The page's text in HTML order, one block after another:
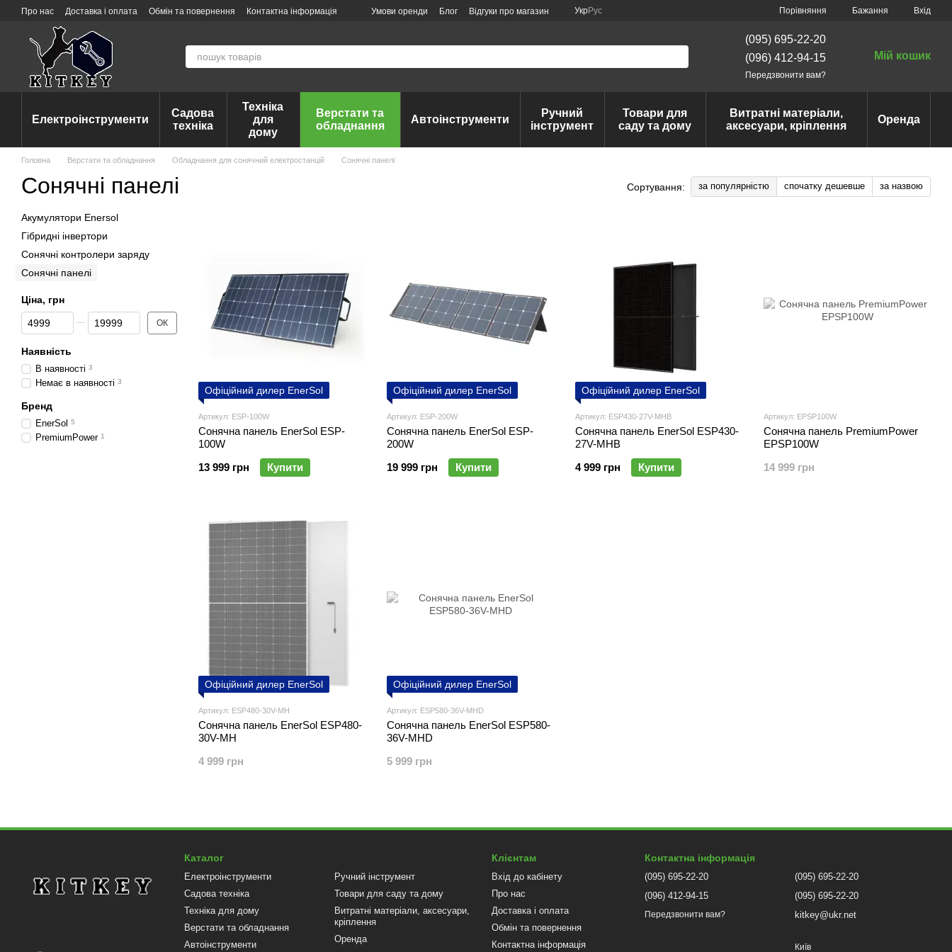
Перейти до основного контенту
Про нас Доставка і оплата Обмін та повернення Контактна інформація Умови оренди Блог Відгуки про магазин УкрРус Порівняння Бажання Вхід
(095) 695-22-20
(096) 412-94-15
Передзвонити вам?
Мій кошик
Електроінструменти
Садова
техніка
Техніка
для
дому
Верстати та
обладнання
Автоінструменти
Ручний
інструмент
Товари для
саду та дому
Витратні матеріали,
аксесуари, кріплення
Оренда
Головна Верстати та обладнання Обладнання для сонячний електростанцій Сонячні панелі
Сонячні панелі Сортування: за популярністю спочатку дешевше за назвою
Офіційний дилер EnerSol
Артикул: ESP-100W
Сонячна панель EnerSol ESP-
100W
13 999 грн
Купити
Офіційний дилер EnerSol
Артикул: ESP-200W
Сонячна панель EnerSol ESP-
200W
19 999 грн
Купити
Офіційний дилер EnerSol
Артикул: ESP430-27V-MHB
Сонячна панель EnerSol ESP430-
27V-MHB
4 999 грн
Купити
Артикул: EPSP100W
Сонячна панель PremiumPower
EPSP100W
14 999 грн
Офіційний дилер EnerSol
Артикул: ESP480-30V-MH
Сонячна панель EnerSol ESP480-
30V-MH
4 999 грн
Офіційний дилер EnerSol
Артикул: ESP580-36V-MHD
Сонячна панель EnerSol ESP580-
36V-MHD
5 999 грн
Акумулятори Enersol
Гібридні інвертори
Сонячні контролери заряду
Сонячні панелі
Ціна, грн
Від Ціна, грн
До Ціна, грн ОК
Наявність
В наявності 3
Немає в наявності 3
Бренд
EnerSol 5
PremiumPower 1
Каталог
Електроінструменти
Садова техніка
Техніка для дому
Верстати та обладнання
Автоінструменти
Ручний інструмент
Товари для саду та дому
Витратні матеріали, аксесуари,
кріплення
Оренда
Клієнтам
Вхід до кабінету
Про нас
Доставка і оплата
Обмін та повернення
Контактна інформація
Контактна інформація
(095) 695-22-20
(096) 412-94-15
Передзвонити вам?
(095) 695-22-20
(095) 695-22-20
kitkey@ukr.net
Київ